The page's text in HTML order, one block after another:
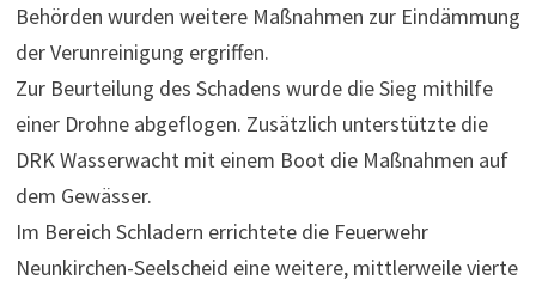
Behörden wurden weitere Maßnahmen zur Eindämmung
der Verunreinigung ergriffen.
Zur Beurteilung des Schadens wurde die Sieg mithilfe
einer Drohne abgeflogen. Zusätzlich unterstützte die
DRK Wasserwacht mit einem Boot die Maßnahmen auf
dem Gewässer.
Im Bereich Schladern errichtete die Feuerwehr
Neunkirchen-Seelscheid eine weitere, mittlerweile vierte